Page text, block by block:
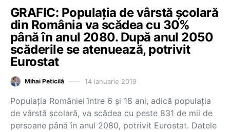
GRAFIC: Populația de vârstă școlară
din România va scădea cu 30%
până în anul 2080. După anul 2050
scăderile se atenuează, potrivit
Eurostat
Mihai Peticilă 14 ianuarie 2019
Populația României între 6 și 18 ani, adică populația
de vârstă școlară, va scădea cu peste 831 de mii de
persoane până în anul 2080, potrivit Eurostat. Datele